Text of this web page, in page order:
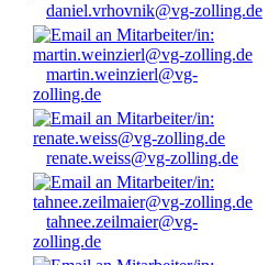
daniel.vrhovnik@vg-zolling.de
martin.weinzierl@vg-
zolling.de
renate.weiss@vg-zolling.de
tahnee.zeilmaier@vg-
zolling.de